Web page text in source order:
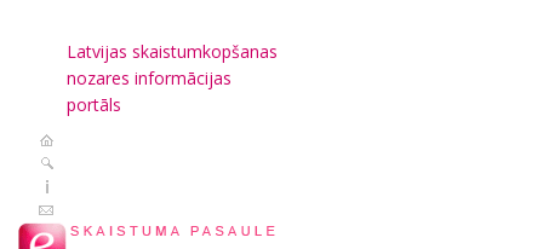
Latvijas skaistumkopšanas
nozares informācijas
portāls